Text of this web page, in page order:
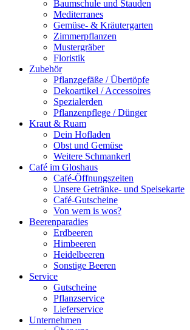
Baumschule und Stauden
Mediterranes
Gemüse- & Kräutergarten
Zimmerpflanzen
Mustergräber
Floristik
Zubehör
Pflanzgefäße / Übertöpfe
Dekoartikel / Accessoires
Spezialerden
Pflanzenpflege / Dünger
Kraut & Ruam
Dein Hofladen
Obst und Gemüse
Weitere Schmankerl
Café im Gloshaus
Café-Öffnungszeiten
Unsere Getränke- und Speisekarte
Café-Gutscheine
Von wem is wos?
Beerenparadies
Erdbeeren
Himbeeren
Heidelbeeren
Sonstige Beeren
Service
Gutscheine
Pflanzservice
Lieferservice
Unternehmen